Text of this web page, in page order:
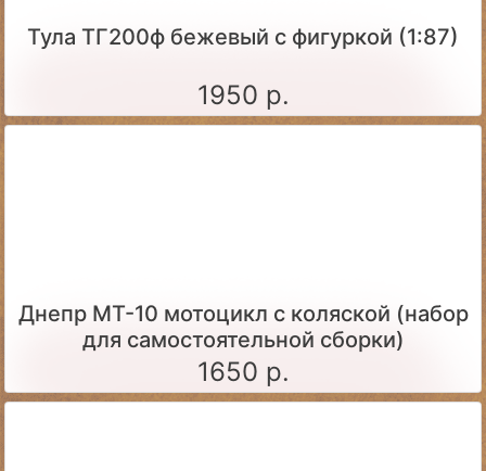
Тула ТГ200ф бежевый с фигуркой (1:87)
1950 р.
Днепр МТ-10 мотоцикл с коляской (набор
для самостоятельной сборки)
1650 р.